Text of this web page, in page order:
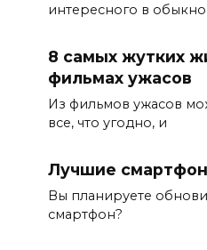
интересного в
8 самых жутких
фильмах ужасов
Из фильмов ужасов
все, что угодно, и
Лучшие
Вы планируете
смартфон?